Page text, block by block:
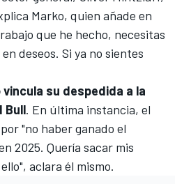
Marko, quien añade en
que he hecho, necesitas
deseos. Si ya no sientes
su despedida a la
Bull. En última instancia, el
"no haber ganado el
2025. Quería sacar mis
aclara él mismo.